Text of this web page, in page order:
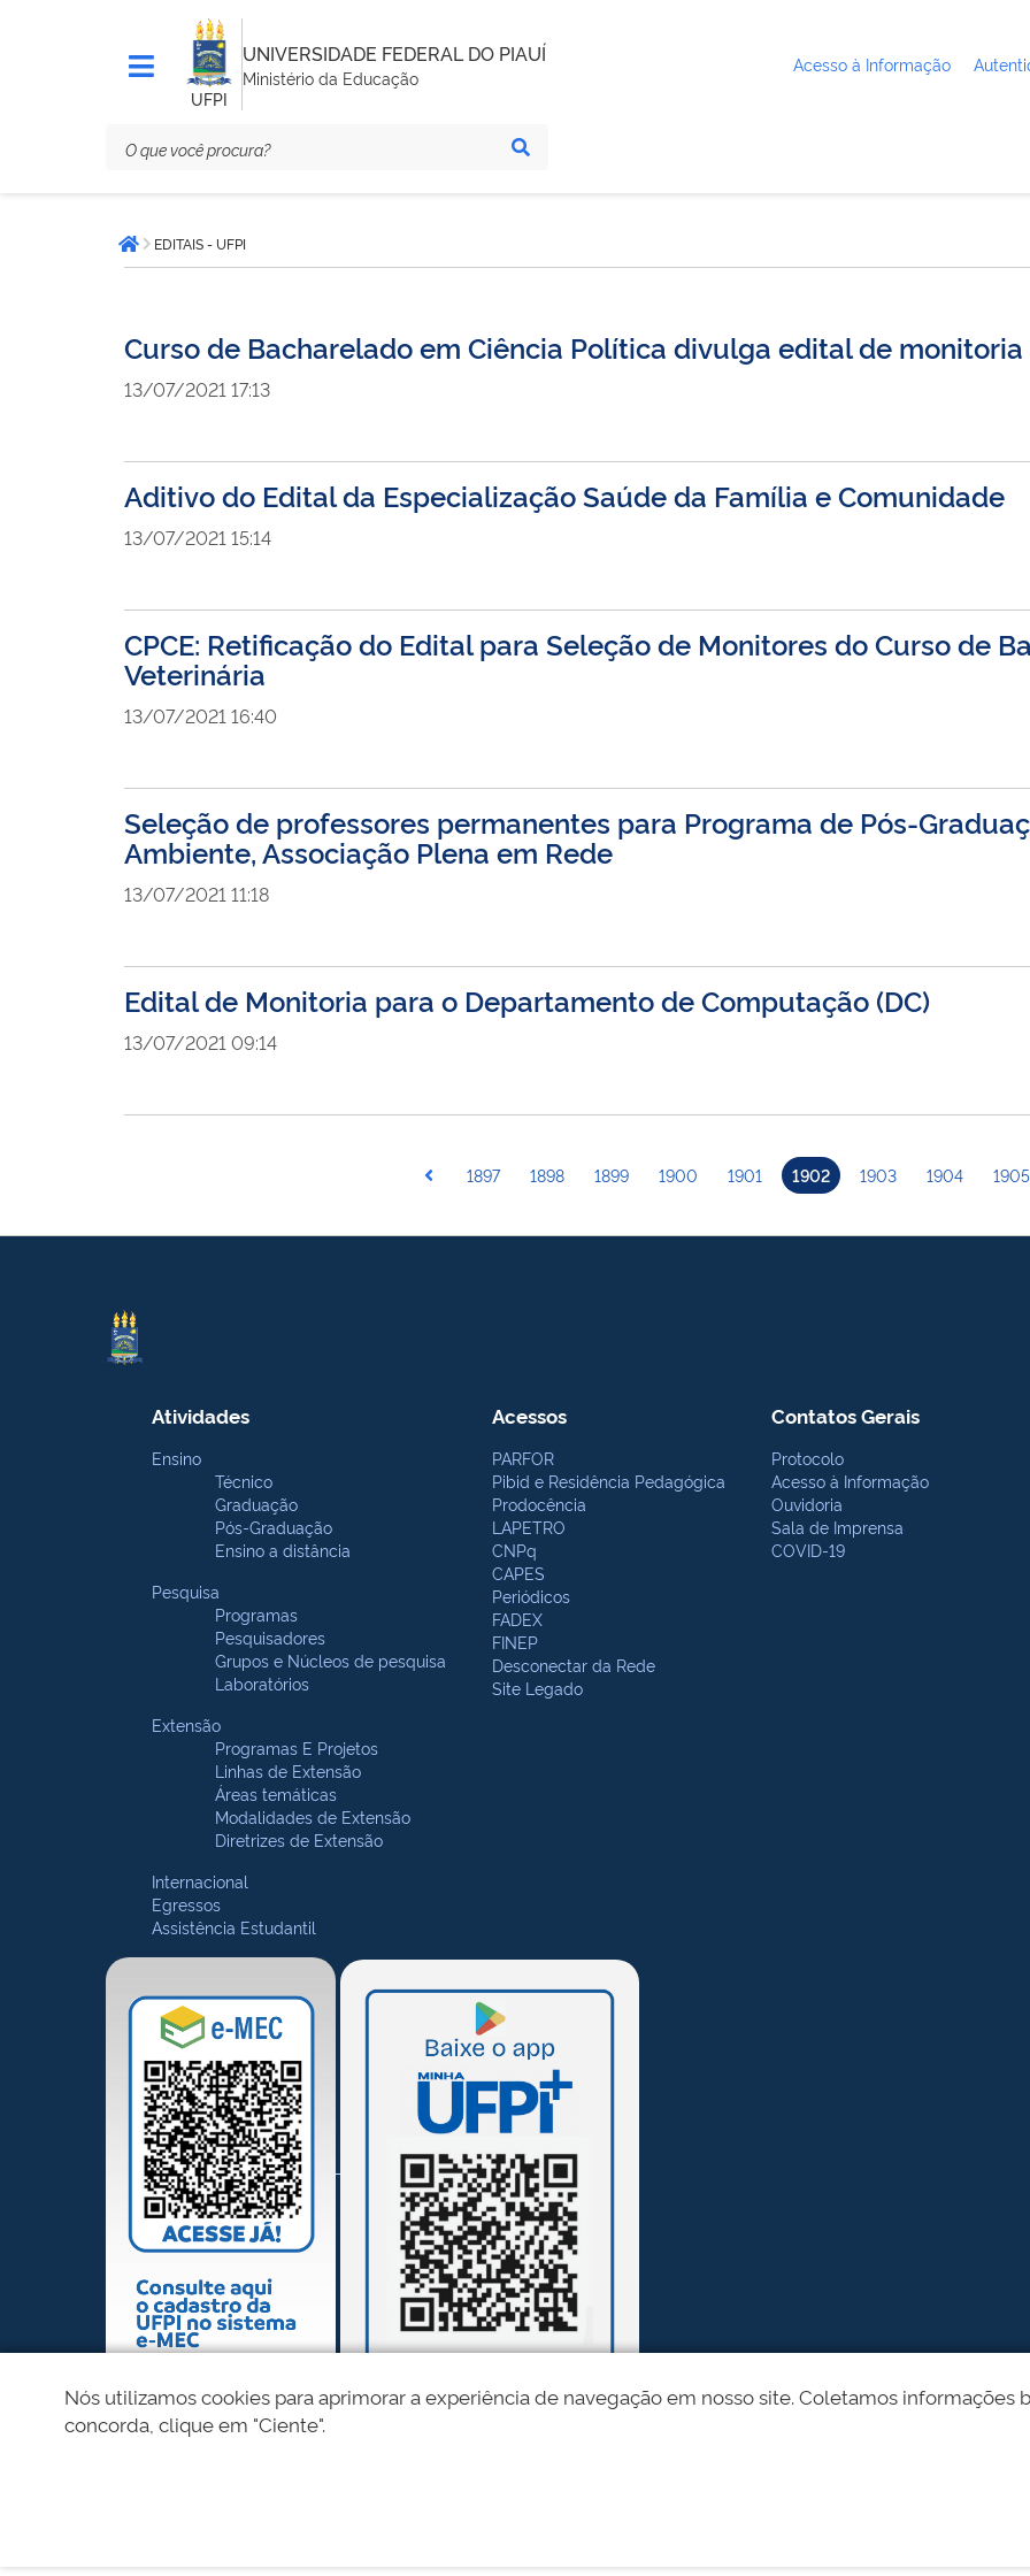
UFPI
UNIVERSIDADE FEDERAL DO PIAUÍ
Ministério da Educação
Acesso à Informação
está
aqui:Página inicial
EDITAIS - UFPI
Curso de Bacharelado em Ciência Política divulga edital de monitoria
13/07/2021 17:13
Aditivo do Edital da Especialização Saúde da Família e Comunidade
13/07/2021 15:14
CPCE: Retificação do Edital para Seleção de Monitores do Curso de
Veterinária
13/07/2021 16:40
Seleção de professores permanentes para Programa de Pós-
Ambiente, Associação Plena em Rede
13/07/2021 11:18
Edital de Monitoria para o Departamento de Computação (DC)
13/07/2021 09:14
1897 1898 1899 1900 1901 1902 1903 1904 1905
Atividades
Ensino
Técnico
Graduação
Pós-Graduação
Ensino a distância
Pesquisa
Programas
Pesquisadores
Grupos e Núcleos de pesquisa
Laboratórios
Extensão
Programas E Projetos
Linhas de Extensão
Áreas temáticas
Modalidades de Extensão
Diretrizes de Extensão
Internacional
Egressos
Assistência Estudantil
Acessos
PARFOR
Pibid e Residência Pedagógica
Prodocência
LAPETRO
CNPq
CAPES
Periódicos
FADEX
FINEP
Desconectar da Rede
Site Legado
Contatos Gerais
Protocolo
Acesso à Informação
Ouvidoria
Sala de Imprensa
COVID-19
Nós utilizamos cookies para aprimorar a experiência de navegação em nosso site. Coletamos informações
concorda, clique em "Ciente".